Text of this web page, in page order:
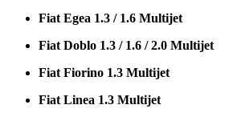
Fiat Egea 1.3 / 1.6 Multijet
Fiat Doblo 1.3 / 1.6 / 2.0 Multijet
Fiat Fiorino 1.3 Multijet
Fiat Linea 1.3 Multijet